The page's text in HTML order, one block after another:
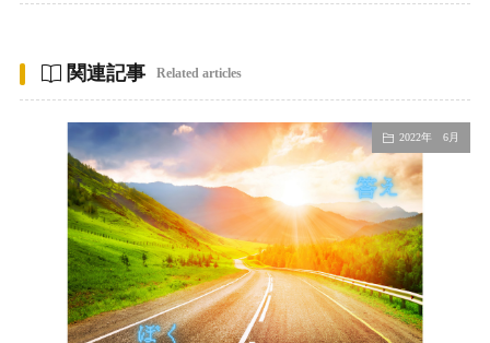
関連記事 Related articles
2022年 6月